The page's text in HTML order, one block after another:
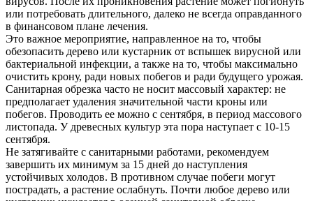
или потребовать длительного, далеко не всегда оправданного
в финансовом плане лечения.
Это важное мероприятие, направленное на то, чтобы
обезопасить дерево или кустарник от вспышек вирусной или
бактериальной инфекции, а также на то, чтобы максимально
очистить крону, ради новых побегов и ради будущего урожая.
Санитарная обрезка часто не носит массовый характер: не
предполагает удаления значительной части кроны или
побегов. Проводить ее можно с сентября, в период массового
листопада. У древесных культур эта пора наступает с 10-15
сентября.
Не затягивайте с санитарными работами, рекомендуем
завершить их минимум за 15 дней до наступления
устойчивых холодов. В противном случае побеги могут
пострадать, а растение ослабнуть. Почти любое дерево или